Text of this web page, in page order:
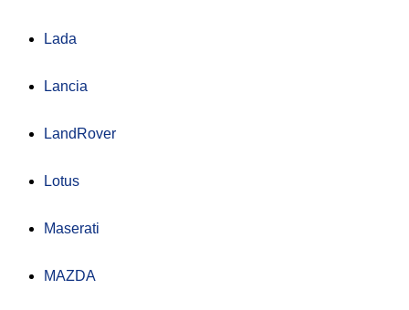
Lada
Lancia
LandRover
Lotus
Maserati
MAZDA